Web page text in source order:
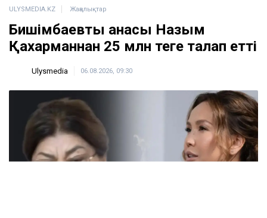
ULYSMEDIA.KZ Жаңалықтар
Бишімбаевтың анасы Назым
Қахарманнан 25 млн теңге талап етті
Ulysmedia 06.08.2026, 09:30